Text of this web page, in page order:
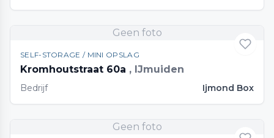
Geen foto
SELF-STORAGE / MINI OPSLAG
Kromhoutstraat 60a , IJmuiden
Bedrijf Ijmond Box
Geen foto